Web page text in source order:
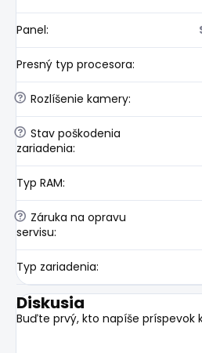
Panel:
Presný typ procesora:
? Rozlíšenie kamery:
? Stav poškodenia
zariadenia:
Typ RAM:
? Záruka na opravu
servisu:
Typ zariadenia:
Diskusia
Buďte prvý, kto napíše príspevok